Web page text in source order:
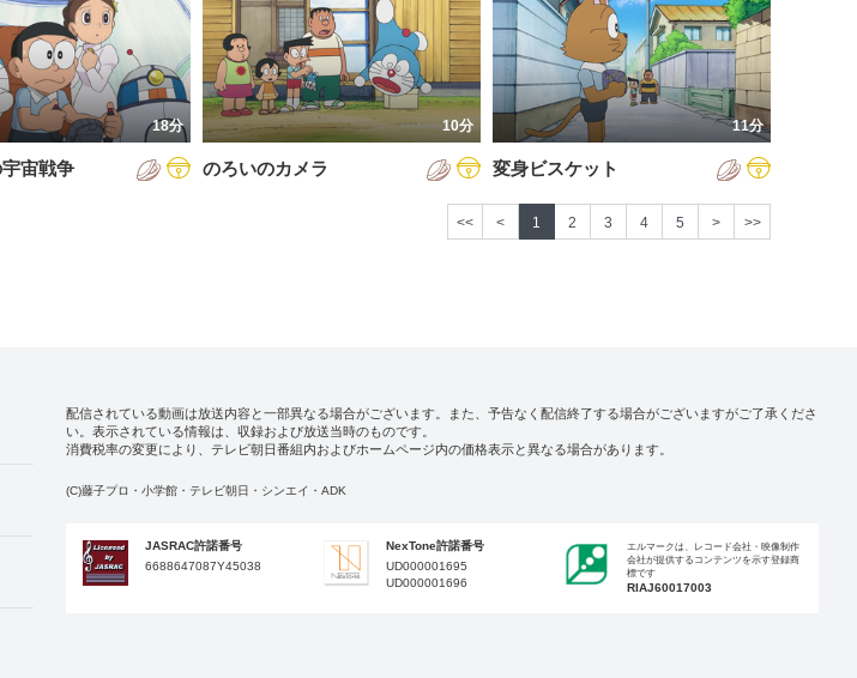
18分
宙戦争
10分
のろいのカメラ
11分
変身ビスケット
<< < 1 2 3 4 5 > >>
配信されている動画は放送内容と一部異なる場合がございます。また、予告なく配信終了する場合がございますがご了承くださ
い。表示されている情報は、収録および放送当時のものです。
消費税率の変更により、テレビ朝日番組内およびホームページ内の価格表示と異なる場合があります。
(C)藤子プロ・小学館・テレビ朝日・シンエイ・ADK
JASRAC許諾番号
6688647087Y45038
NexTone許諾番号
UD000001695
UD000001696
エルマークは、レコード会社・映像制作
会社が提供するコンテンツを示す登録商
標です
RIAJ60017003